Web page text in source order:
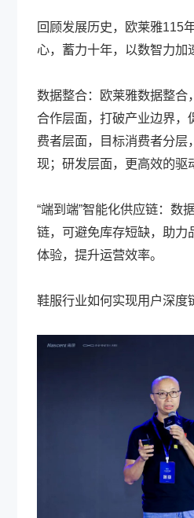
回顾发展历史，欧莱雅115
心，蓄力十年，以数智力加
数据整合：欧莱雅数据整合
合作层面，打破产业边界，
费者层面，目标消费者分层
现；研发层面，更高效的驱
“端到端”智能化供应链：数
链，可避免库存短缺，助力
体验，提升运营效率。
鞋服行业如何实现用户深度